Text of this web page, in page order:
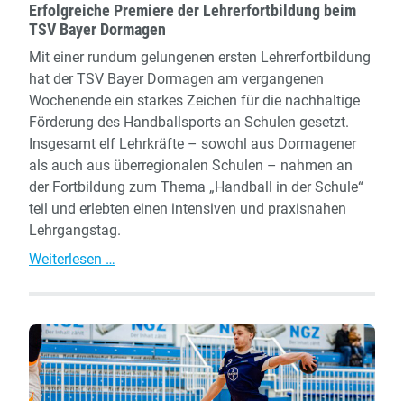
Erfolgreiche Premiere der Lehrerfortbildung beim
TSV Bayer Dormagen
Mit einer rundum gelungenen ersten Lehrerfortbildung
hat der TSV Bayer Dormagen am vergangenen
Wochenende ein starkes Zeichen für die nachhaltige
Förderung des Handballsports an Schulen gesetzt.
Insgesamt elf Lehrkräfte – sowohl aus Dormagener
als auch aus überregionalen Schulen – nahmen an
der Fortbildung zum Thema „Handball in der Schule“
teil und erlebten einen intensiven und praxisnahen
Lehrgangstag.
Weiterlesen …
Lehrerfortbildung
beim
TSV
Bayer